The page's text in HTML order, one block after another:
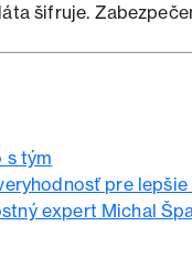
šifruje.
s tým
pre
expert Michal